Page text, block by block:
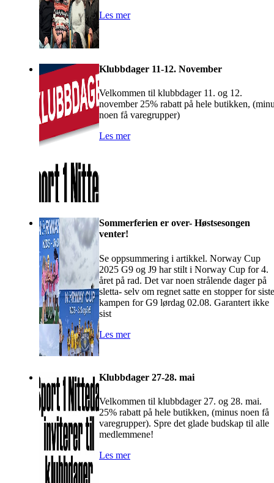
Les mer
Klubbdager 11-12. November
Velkommen til klubbdager 11. og 12.
november 25% rabatt på hele butikken,
noen få varegrupper)
Les mer
Sommerferien er over- Høstsesongen
venter!
Se oppsummering i artikkel. Norway Cup
2025 G9 og J9 har stilt i Norway Cup for 4.
året på rad. Det var noen strålende dager på
sletta- selv om regnet satte en stopper for siste
kampen for G9 lørdag 02.08. Garantert ikke
sist
Les mer
Klubbdager 27-28. mai
Velkommen til klubbdager 27. og 28. mai.
25% rabatt på hele butikken, (minus noen få
varegrupper). Spre det glade budskap til alle
medlemmene!
Les mer